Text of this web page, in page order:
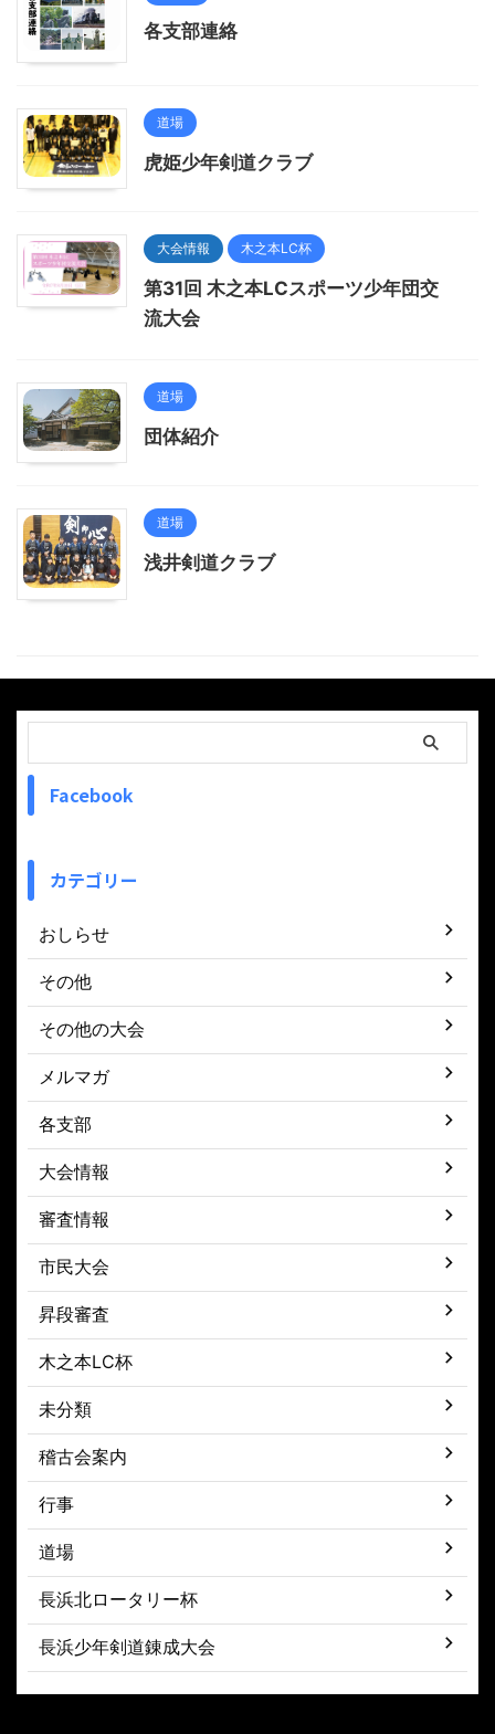
各支部連絡
道場
虎姫少年剣道クラブ
大会情報 木之本LC杯
第31回 木之本LCスポーツ少年団交
流大会
道場
団体紹介
道場
浅井剣道クラブ
Facebook
カテゴリー
おしらせ
その他
その他の大会
メルマガ
各支部
大会情報
審査情報
市民大会
昇段審査
木之本LC杯
未分類
稽古会案内
行事
道場
長浜北ロータリー杯
長浜少年剣道錬成大会